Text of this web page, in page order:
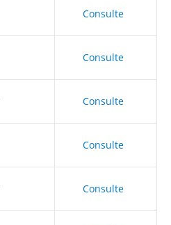
Consulte
Consulte
Consulte
Consulte
Consulte